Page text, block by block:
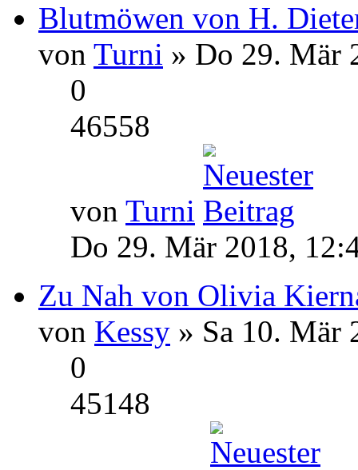
Blutmöwen von H.
von Turni » Do 29. Mär
0
46558
von Turni
Do 29. Mär 2018,
Zu Nah von Olivia
von Kessy » Sa 10. Mär
0
45148